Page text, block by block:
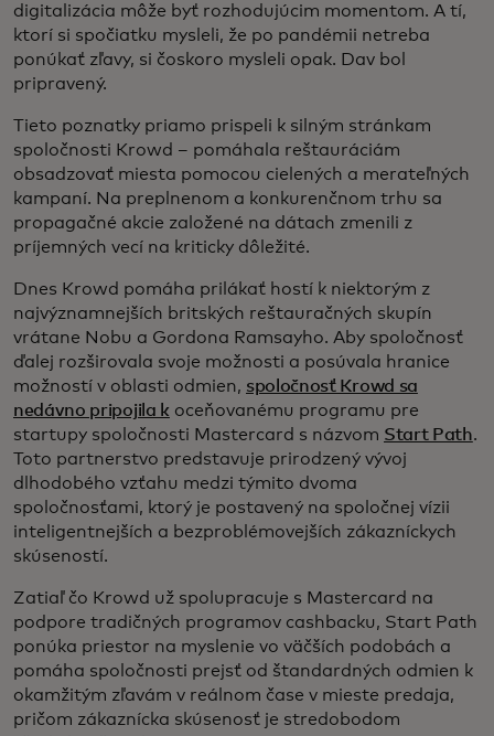
digitalizácia môže byť rozhodujúcim momentom. A tí,
ktorí si spočiatku mysleli, že po pandémii netreba
ponúkať zľavy, si čoskoro mysleli opak. Dav bol
pripravený.
Tieto poznatky priamo prispeli k silným stránkam
spoločnosti Krowd – pomáhala reštauráciám
obsadzovať miesta pomocou cielených a merateľných
kampaní. Na preplnenom a konkurenčnom trhu sa
propagačné akcie založené na dátach zmenili z
príjemných vecí na kriticky dôležité.
Dnes Krowd pomáha prilákať hostí k niektorým z
najvýznamnejších britských reštauračných skupín
vrátane Nobu a Gordona Ramsayho. Aby spoločnosť
ďalej rozširovala svoje možnosti a posúvala hranice
možností v oblasti odmien, spoločnosť Krowd sa
nedávno pripojila k oceňovanému programu pre
startupy spoločnosti Mastercard s názvom Start Path.
Toto partnerstvo predstavuje prirodzený vývoj
dlhodobého vzťahu medzi týmito dvoma
spoločnosťami, ktorý je postavený na spoločnej vízii
inteligentnejších a bezproblémovejších zákazníckych
skúseností.
Zatiaľ čo Krowd už spolupracuje s Mastercard na
podpore tradičných programov cashbacku, Start Path
ponúka priestor na myslenie vo väčších podobách a
pomáha spoločnosti prejsť od štandardných odmien k
okamžitým zľavám v reálnom čase v mieste predaja,
pričom zákaznícka skúsenosť je stredobodom